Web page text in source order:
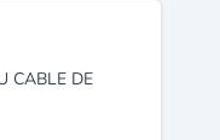
CABLE DE